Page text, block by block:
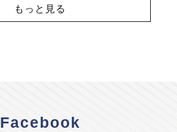
もっと見る
Facebook